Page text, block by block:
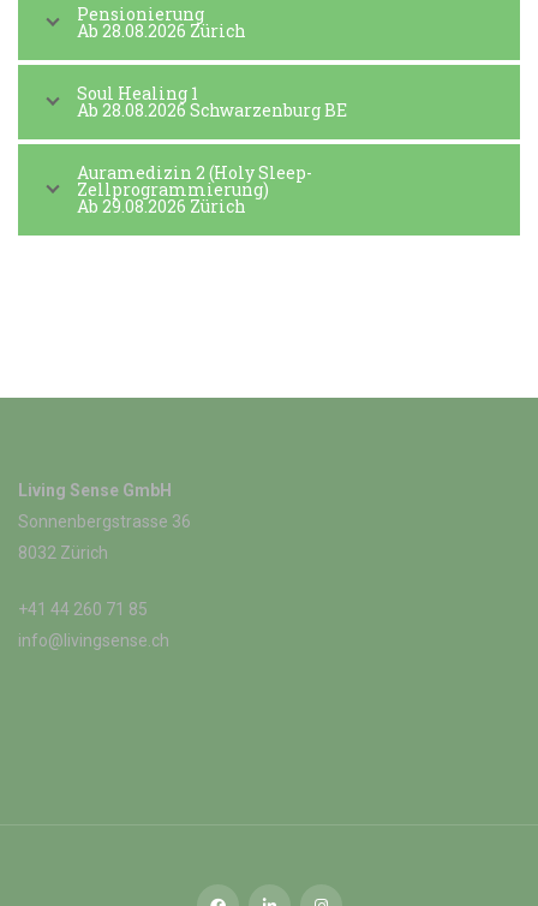
Pensionierung
Ab 28.08.2026 Zürich
Soul Healing 1
Ab 28.08.2026 Schwarzenburg BE
Auramedizin 2 (Holy Sleep-
Zellprogrammierung)
Ab 29.08.2026 Zürich
Living Sense GmbH
Sonnenbergstrasse 36
8032 Zürich
+41 44 260 71 85
info@livingsense.ch